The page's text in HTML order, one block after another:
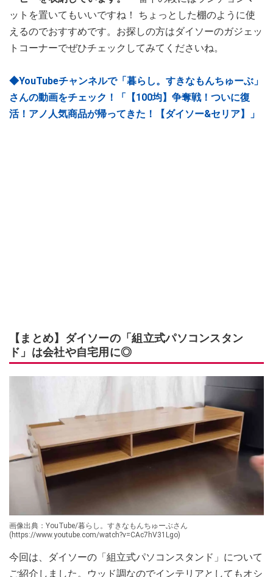
ットを置いてもいいですね！ ちょっとした棚のように使
えるのでおすすめです。お探しの方はダイソーのガジェッ
トコーナーでぜひチェックしてみてくださいね。
◆YouTubeチャンネルで「暮らし。すきなもんちゅーぶ」
さんの動画をチェック！「【100均】争奪戦！ついに復
活！アノ人気商品が帰ってきた！【ダイソー&セリア】」
【まとめ】ダイソーの「組立式パソコンスタン
ド」は会社や自宅用に◎
画像出典：YouTube/暮らし。すきなもんちゅーぶさん
(https://www.youtube.com/watch?v=CAc7hV31Lgo)
今回は、ダイソーの「組立式パソコンスタンド」について
ご紹介しました。ウッド調なのでインテリアとしてもオシ